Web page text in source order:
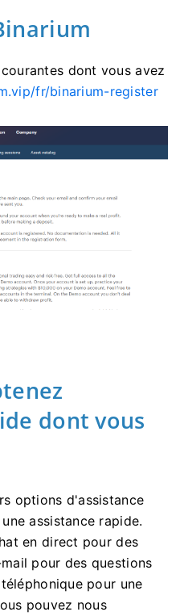
dont vous avez
fr/binarium-register
dont vous
options d'assistance
assistance rapide.
en direct pour des
pour des questions
pour une
pouvez nous